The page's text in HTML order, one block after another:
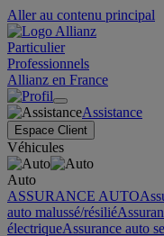
Aller au contenu principal
Particulier
Professionnels
Allianz en France
Assistance
Espace Client
Véhicules
Auto
ASSURANCE AUTO
auto malussé/résilié
électriqueAssurance auto